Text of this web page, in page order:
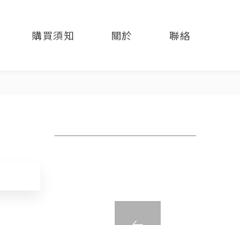
購買須知 關於 聯絡